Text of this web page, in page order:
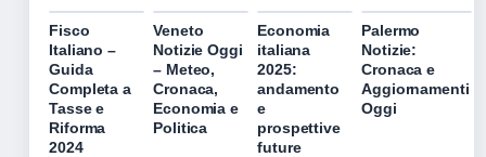
Fisco
Italiano –
Guida
Completa a
Tasse e
Riforma
2024
Veneto
Notizie Oggi
– Meteo,
Cronaca,
Economia e
Politica
Economia
italiana
2025:
andamento
e
prospettive
future
Palermo
Notizie:
Cronaca e
Aggiornamenti
Oggi